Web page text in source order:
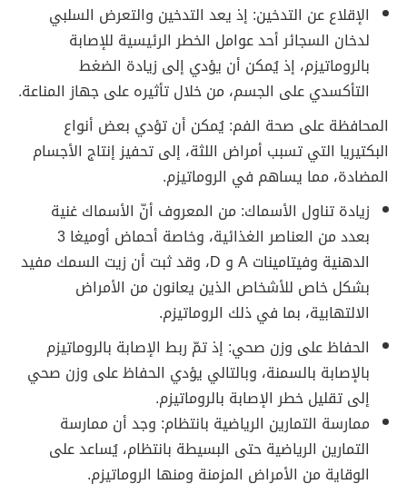
الإقلاع عن التدخين: إذ يعد التدخين والتعرض السلبي
لدخان السجائر أحد عوامل الخطر الرئيسية للإصابة
بالروماتيزم، إذ يُمكن أن يؤدي إلى زيادة الضغط
التأكسدي على الجسم، من خلال تأثيره على جهاز المناعة.
المحافظة على صحة الفم: يُمكن أن تؤدي بعض أنواع
البكتيريا التي تسبب أمراض اللثة، إلى تحفيز إنتاج الأجسام
المضادة، مما يساهم في الروماتيزم.
زيادة تناول الأسماك: من المعروف أنّ الأسماك غنية
بعدد من العناصر الغذائية، وخاصة أحماض أوميغا 3
الدهنية وفيتامينات A و D، وقد ثبت أن زيت السمك مفيد
بشكل خاص للأشخاص الذين يعانون من الأمراض
الالتهابية، بما في ذلك الروماتيزم.
الحفاظ على وزن صحي: إذ تمّ ربط الإصابة بالروماتيزم
بالإصابة بالسمنة، وبالتالي يؤدي الحفاظ على وزن صحي
إلى تقليل خطر الإصابة بالروماتيزم.
ممارسة التمارين الرياضية بانتظام: وجد أن ممارسة
التمارين الرياضية حتى البسيطة بانتظام، يُساعد على
الوقاية من الأمراض المزمنة ومنها الروماتيزم.